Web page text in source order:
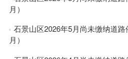
月）
石景山区2026年5月尚未缴纳道
月）